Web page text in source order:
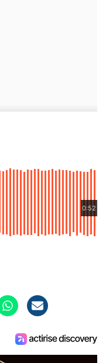
0:52